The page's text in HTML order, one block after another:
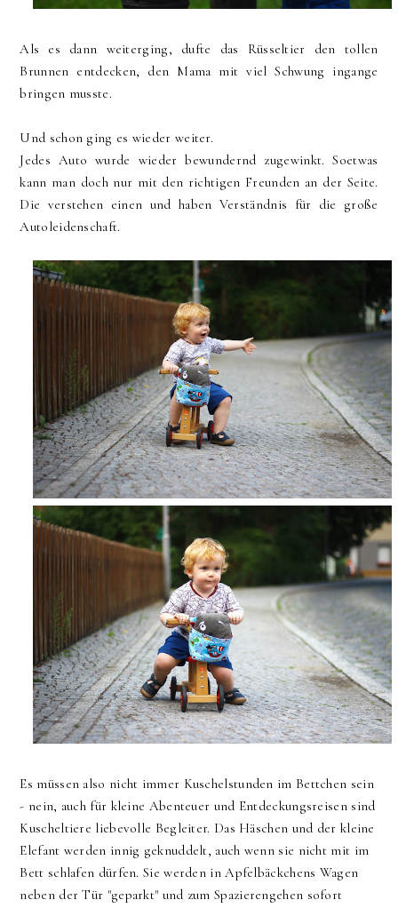
Als es dann weiterging, dufte das Rüsseltier den tollen
Brunnen entdecken, den Mama mit viel Schwung ingange
bringen musste.
Und schon ging es wieder weiter.
Jedes Auto wurde wieder bewundernd zugewinkt. Soetwas
kann man doch nur mit den richtigen Freunden an der Seite.
Die verstehen einen und haben Verständnis für die große
Autoleidenschaft.
Es müssen also nicht immer Kuschelstunden im Bettchen sein
- nein, auch für kleine Abenteuer und Entdeckungsreisen sind
Kuscheltiere liebevolle Begleiter. Das Häschen und der kleine
Elefant werden innig geknuddelt, auch wenn sie nicht mit im
Bett schlafen dürfen. Sie werden in Apfelbäckchens Wagen
neben der Tür "geparkt" und zum Spazierengehen sofort